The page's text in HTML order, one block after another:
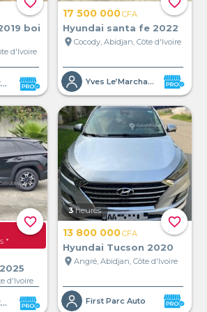
boi
d'Ivoire
DIAKITE ( DK Company )
17 500 000CFA
Hyundai santa fe 2022
location_onCocody, Abidjan, Côte d'Ivoire
Yves Le’Marchand
favorite_border
*
d'Ivoire
DIAKITE ( DK Company )
favorite_border
3 heures
13 800 000CFA
Hyundai Tucson 2020
location_onAngré, Abidjan, Côte d'Ivoire
First Parc Auto